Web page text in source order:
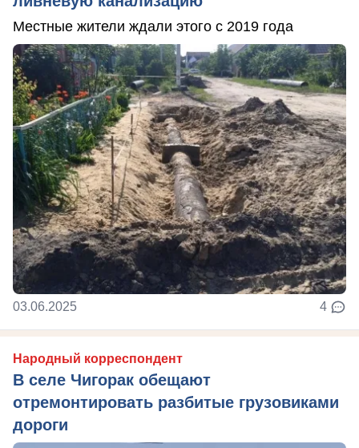
Местные жители ждали этого с 2019 года
03.06.2025 4
Народный корреспондент
В селе Чигорак обещают
отремонтировать разбитые грузовиками
дороги